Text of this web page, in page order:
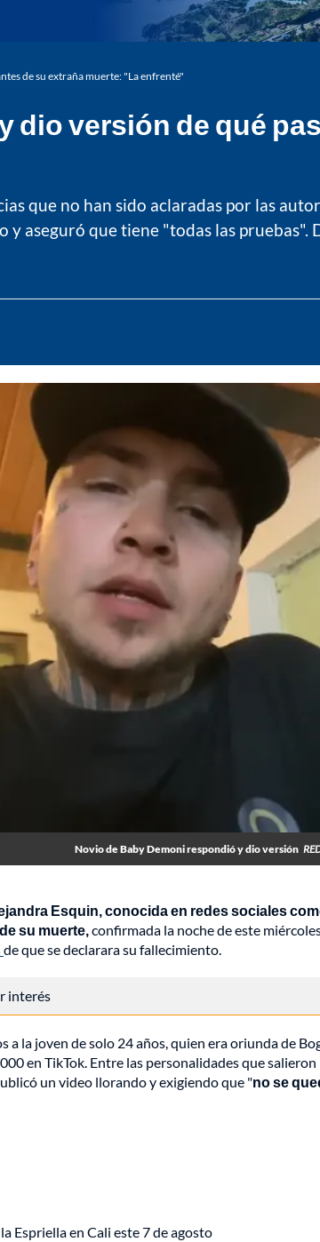
de su extraña muerte: "La enfrenté"
dio versión de qué
que no han sido aclaradas por las
aseguró que tiene "todas las pruebas".
Novio de Baby Demoni respondió y dio versión
Esquin, conocida en redes sociales
su muerte,confirmada la noche de este
de que se declarara su fallecimiento.
interés
a la joven de solo 24 años, quien era oriunda de
en TikTok. Entre las personalidades que salieron
un video llorando y exigiendo que "no se
Espriella en Cali este 7 de agosto